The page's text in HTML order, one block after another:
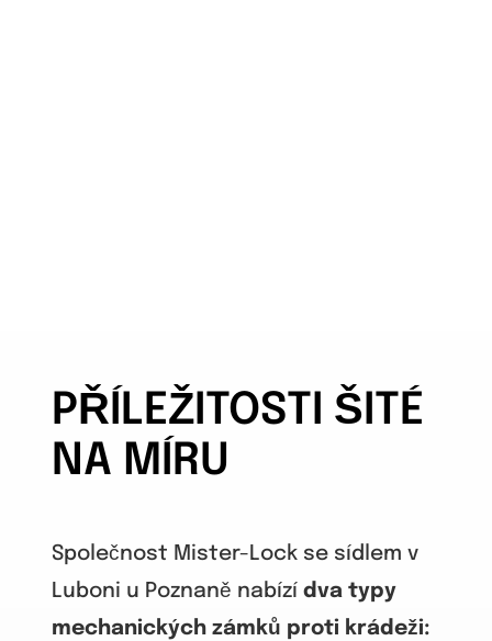
PŘÍLEŽITOSTI ŠITÉ
NA MÍRU
Společnost Mister-Lock se sídlem v
Luboni u Poznaně nabízí dva typy
mechanických zámků proti krádeži: